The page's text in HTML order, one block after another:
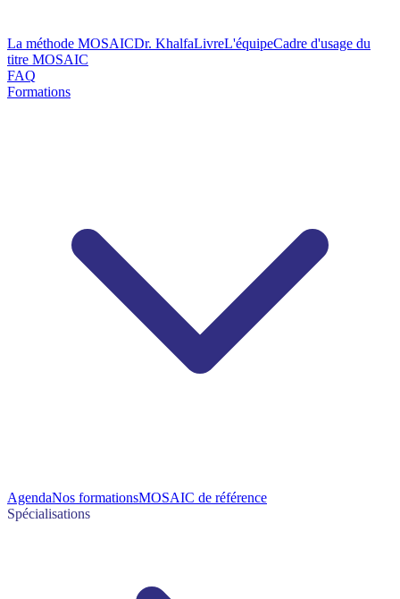
La méthode MOSAICDr. KhalfaLivreL'équipeCadre d'usage du
titre MOSAIC
FAQ
Formations
AgendaNos formationsMOSAIC de référence
Spécialisations